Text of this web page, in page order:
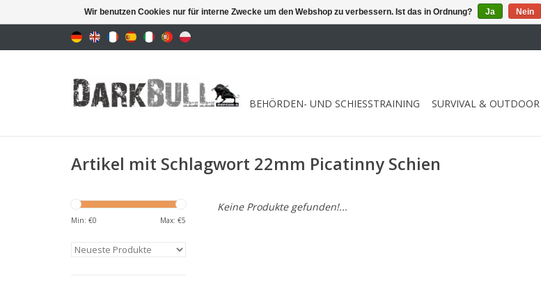
BEHÖRDEN- UND SCHIESSTRAINING SURVIVAL & OUTDOOR
Artikel mit Schlagwort 22mm Picatinny Schien
Min: €0 Max: €5
Keine Produkte gefunden!...
Wir benutzen Cookies nur für interne Zwecke um den Webshop zu verbessern. Ist das in Ordnung? Ja Nein